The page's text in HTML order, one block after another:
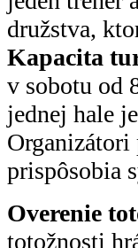
družstva,
Kapacita
v sobotu od
jednej hale
prispôsobia
Overenie
totožnosti